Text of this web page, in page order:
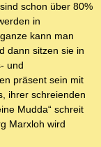
schon über 80%
in
kann man
dann sitzen sie in
und
präsent sein mit
ihrer schreienden
Mudda“ schreit
Marxloh wird